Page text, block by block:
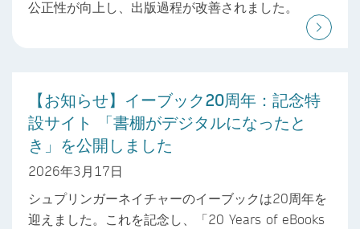
公正性が向上し、出版過程が改善されました。
【お知らせ】イーブック20周年：記念特
設サイト 「書棚がデジタルになったと
き」を公開しました
2026年3月17日
シュプリンガーネイチャーのイーブックは20周年を
迎えました。これを記念し、「20 Years of eBooks